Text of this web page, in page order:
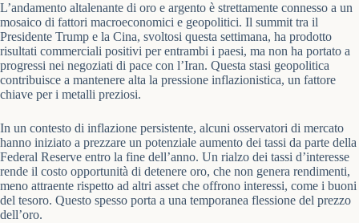
L’andamento altalenante di oro e argento è strettamente connesso a un
mosaico di fattori macroeconomici e geopolitici. Il summit tra il
Presidente Trump e la Cina, svoltosi questa settimana, ha prodotto
risultati commerciali positivi per entrambi i paesi, ma non ha portato a
progressi nei negoziati di pace con l’Iran. Questa stasi geopolitica
contribuisce a mantenere alta la pressione inflazionistica, un fattore
chiave per i metalli preziosi.
In un contesto di inflazione persistente, alcuni osservatori di mercato
hanno iniziato a prezzare un potenziale aumento dei tassi da parte della
Federal Reserve entro la fine dell’anno. Un rialzo dei tassi d’interesse
rende il costo opportunità di detenere oro, che non genera rendimenti,
meno attraente rispetto ad altri asset che offrono interessi, come i buoni
del tesoro. Questo spesso porta a una temporanea flessione del prezzo
dell’oro.